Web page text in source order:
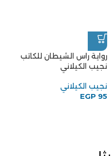
رواية راس الشيطان للكاتب
نجيب الكيلاني
نجيب الكيلاني
EGP 95